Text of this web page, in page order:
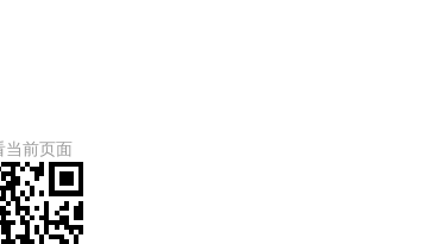
当前页面